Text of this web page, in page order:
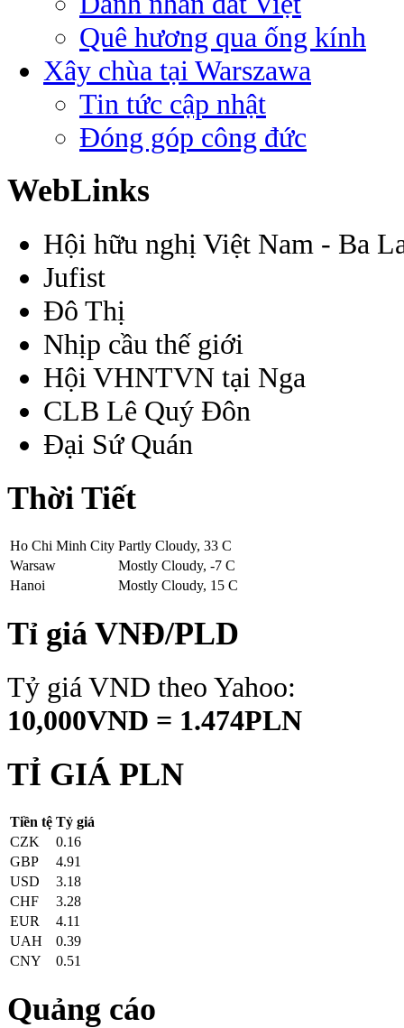
Quê hương qua ống kính
Xây chùa tại Warszawa
Tin tức cập nhật
Đóng góp công đức
WebLinks
Hội hữu nghị Việt Nam - Ba
Jufist
Đô Thị
Nhịp cầu thế giới
Hội VHNTVN tại Nga
CLB Lê Quý Đôn
Đại Sứ Quán
Thời Tiết
Ho Chi Minh City Partly Cloudy, 33 C
Warsaw
Mostly Cloudy, -7 C
Hanoi
Mostly Cloudy, 15 C
Tỉ giá VNĐ/PLD
Tỷ giá VND theo Yahoo:
10,000VND = 1.474PLN
TỈ GIÁ PLN
Tiền tệ Tỷ giá
CZK
0.16
GBP
4.91
USD
3.18
CHF
3.28
EUR
4.11
UAH
0.39
CNY
0.51
Quảng cáo